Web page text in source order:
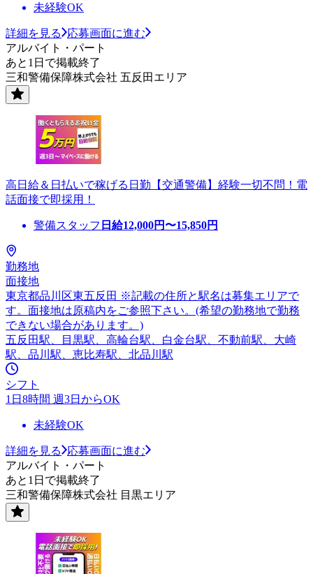
未経験OK
詳細を見る
応募画面に進む
アルバイト・パート
あと1日で掲載終了
三和警備保障株式会社 五反田エリア
高日給＆日払いで稼げる日勤【交通警備】経験一切不問！電
話面接で即採用！
警備スタッフ 日給12,000円〜15,850円
勤務地
面接地
東京都品川区東五反田 ※記載の住所と駅名は募集エリアで
す。面接地は原稿内をご参照下さい。(希望の勤務地で勤務
できない場合があります。)
五反田駅、目黒駅、高輪台駅、白金台駅、不動前駅、大崎
駅、品川駅、恵比寿駅、北品川駅
シフト
1日8時間 週3日からOK
未経験OK
詳細を見る
応募画面に進む
アルバイト・パート
あと1日で掲載終了
三和警備保障株式会社 目黒エリア